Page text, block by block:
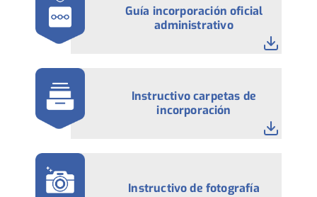
Guía incorporación oficial
administrativo
Instructivo carpetas de
incorporación
Instructivo de fotografía